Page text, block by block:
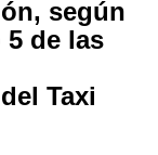
según
5 de las
Taxi